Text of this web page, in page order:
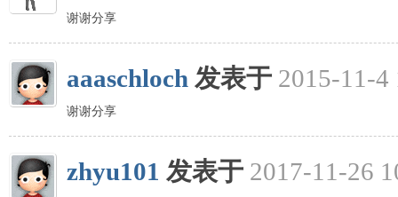
谢谢分享
aaaschloch 发表于 2015-11-4
谢谢分享
zhyu101 发表于 2017-11-26